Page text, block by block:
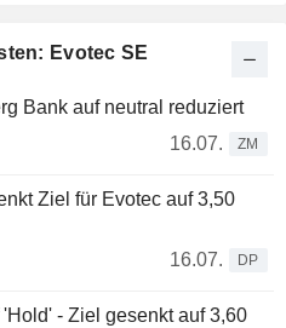
Evotec SE
Bank auf neutral reduziert
16.07.
ZM
Ziel für Evotec auf 3,50
16.07.
DP
- Ziel gesenkt auf 3,60